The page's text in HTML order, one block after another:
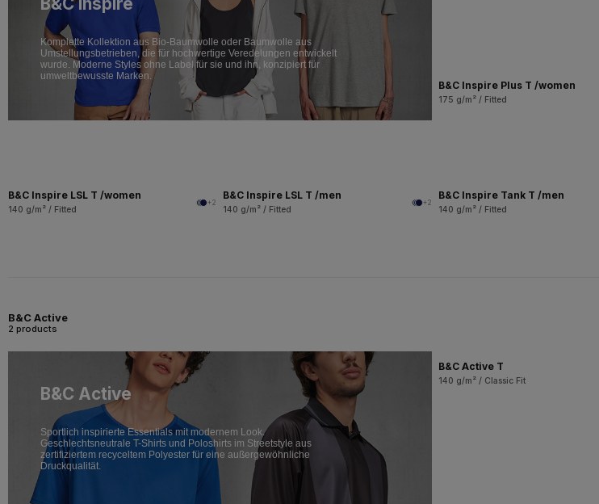
Komplette Kollektion aus Bio-Baumwolle oder Baumwolle aus
Umstellungsbetrieben, die für hochwertige Veredelungen entwickelt
wurde. Moderne Styles ohne Label für sie und ihn, konzipiert für
umweltbewusste Marken.
B&C Inspire Plus T /women
175 g/m² / Fitted
B&C Inspire LSL T /women
140 g/m² / Fitted
+2
B&C Inspire LSL T /men
140 g/m² / Fitted
+2
B&C Inspire Tank T /men
140 g/m² / Fitted
B&C Active
2 products
B&C Active
Sportlich inspirierte Essentials mit modernem Look.
Geschlechtsneutrale T-Shirts und Poloshirts im Streetstyle aus
zertifiziertem recyceltem Polyester für eine außergewöhnliche
Druckqualität.
B&C Active T
140 g/m² / Classic Fit